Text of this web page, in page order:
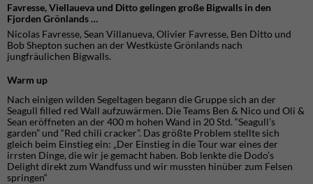
Favresse, Viellaueva und Ditto gelingen große Bigwalls in den
Fjorden Grönlands …
Nicolas Favresse, Sean Villanueva, Olivier Favresse, Ben Ditto und
Bob Shepton suchen an der Westküste Grönlands nach
jungfräulichen Bigwalls.
Warm up
Nach einigen wilden Segeltagen begann die Gruppe sich an der
Seagull filled red Wall aufzuwärmen. Die Teams Ben & Nico und Oli &
Sean eröffneten an der 400 m hohen Wand in 20 Std. “Seagull’s
garden” und “Red chili cracker”. Das größte Problem stellte sich
gleich beim Einstieg ein: „Der Einstieg in die Tour war eines der
irrsten Dinge, die wir je gemacht haben. Bob lenkte die Dodo’s
Delight direkt zum Wandfuss und wir mussten hinüber zum Felsen
springen“